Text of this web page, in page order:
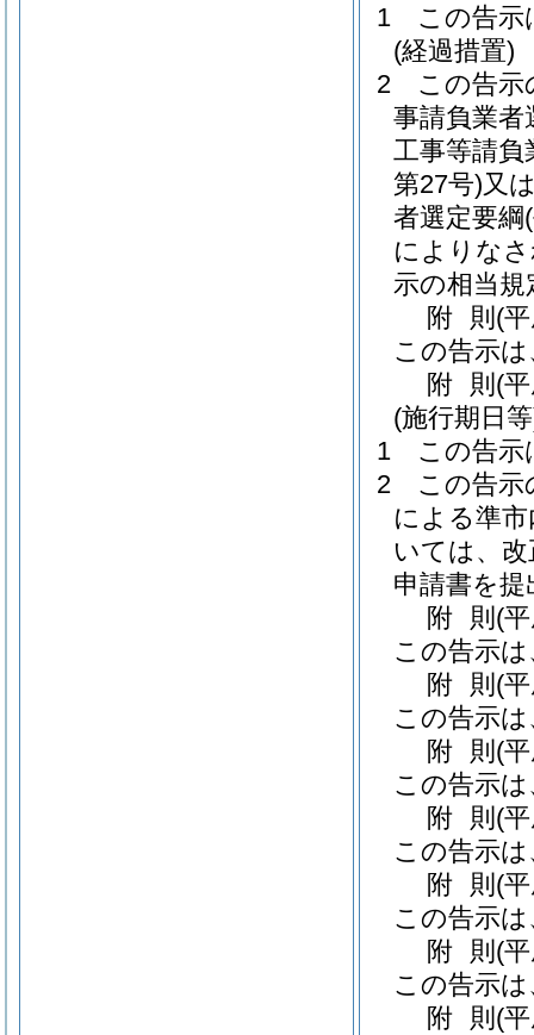
1
この告示
(経過措置)
2
この告示
事請負業者
工事等請負
第27号)又
者選定要綱
によりな
示の相当
附 則 (
この告示
附 則 (
(施行期日
1
この告示
2
この告示
による準
いては、
申請書を
附 則 (
この告示
附 則 (
この告示
附 則 (
この告示
附 則 (
この告示
附 則 (
この告示
附 則 (
この告示
附 則 (